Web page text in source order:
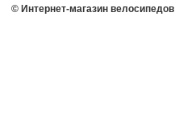
© Интернет-магазин велосипедов